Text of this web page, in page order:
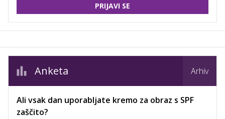
PRIJAVI SE
Anketa Arhiv
Ali vsak dan uporabljate kremo za obraz s SPF
zaščito?